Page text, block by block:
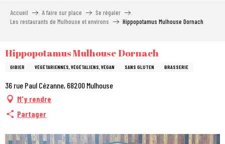
Accueil A faire sur place
Se régaler
Les restaurants de Mulhouse et environs
Hippopotamus Mulhouse Dornach
Hippopotamus Mulhouse Dornach
GIBIER VÉGÉTARIENNES, VÉGÉTALIENS, VÉGAN SANS GLUTEN BRASSERIE
36 rue Paul Cézanne, 68200 Mulhouse
M'y rendre
Partager